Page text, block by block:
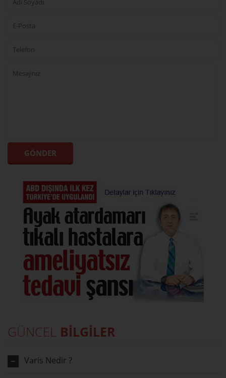
GÜNCEL BİLGİLER
Varis Nedir ?